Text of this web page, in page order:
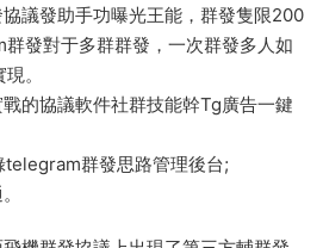
議發助手功曝光王能，群發隻限200
發對于多群群發，一次群發多人如
。
的協議軟件社群技能幹Tg廣告一鍵
telegram群發思路管理後台;